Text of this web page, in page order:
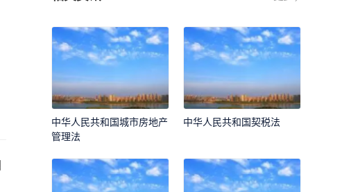
中华人民共和国城市房地产
管理法
中华人民共和国契税法